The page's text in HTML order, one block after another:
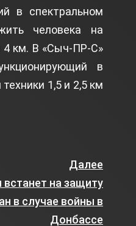
в спектральном
человека на
4 км. В «Сыч-ПР-С»
в
1,5 и 2,5 км
Далее
встанет на защиту
в случае войны в
Донбассе